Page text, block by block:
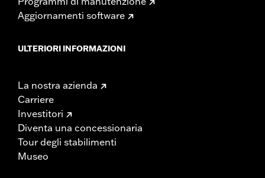
Aggiornamenti software
ULTERIORI INFORMAZIONI
La nostra azienda
Carriere
Investitori
Diventa una concessionaria
Tour degli stabilimenti
Museo